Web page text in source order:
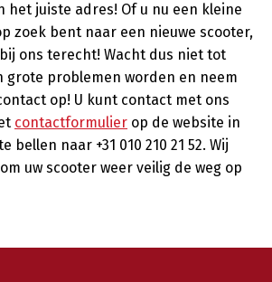
het juiste adres! Of u nu een kleine
zoek bent naar een nieuwe scooter,
ons terecht! Wacht dus niet tot
grote problemen worden en neem
op! U kunt contact met ons
contactformulier op de website in
bellen naar +31 010 210 21 52. Wij
uw scooter weer veilig de weg op